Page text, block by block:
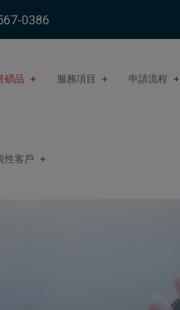
0386
碩品 服務項目 申請流程
性客戶